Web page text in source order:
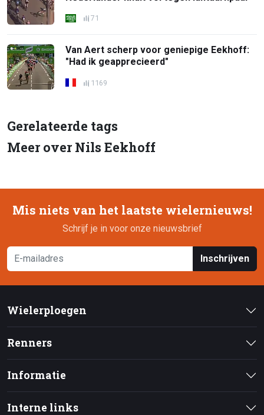
71
Van Aert scherp voor geniepige Eekhoff:
"Had ik geapprecieerd"
1169
Gerelateerde tags
Meer over Nils Eekhoff
Mis niets van het laatste wielernieuws!
Schrijf je in voor onze nieuwsbrief
Inschrijven
Wielerploegen
Renners
Informatie
Interne links